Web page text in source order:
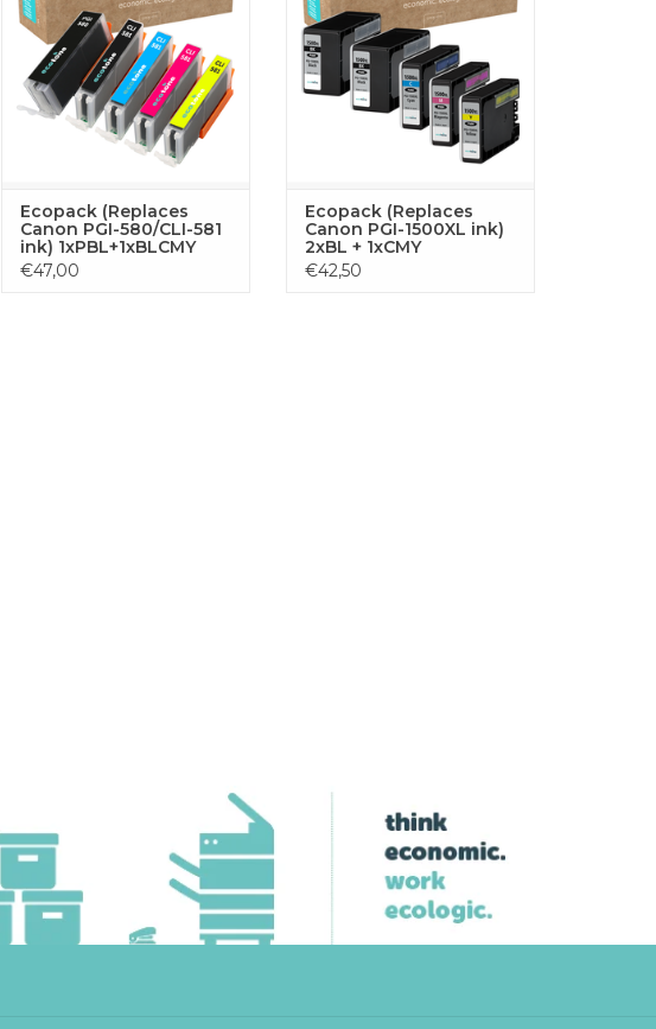
geel, foto zwart),
geoptimaliseerd voor scherpe
afdrukken en betrouwbare
prestaties.
TOEVOEGEN AAN
WINKELWAGEN
Ecopack (Replaces
Canon PGI-580/CLI-581
ink) 1xPBL+1xBLCMY
€47,00
met je Canon printer. De set
bestaat uit 2x zwart, 1x cyaan, 1x
geel en 1x magenta toners,
geoptimaliseerd voor uitstekende
prestaties en scherpe resultaten.
TOEVOEGEN AAN
Ecopack (Replaces
Canon PGI-1500XL ink)
2xBL + 1xCMY
€42,50